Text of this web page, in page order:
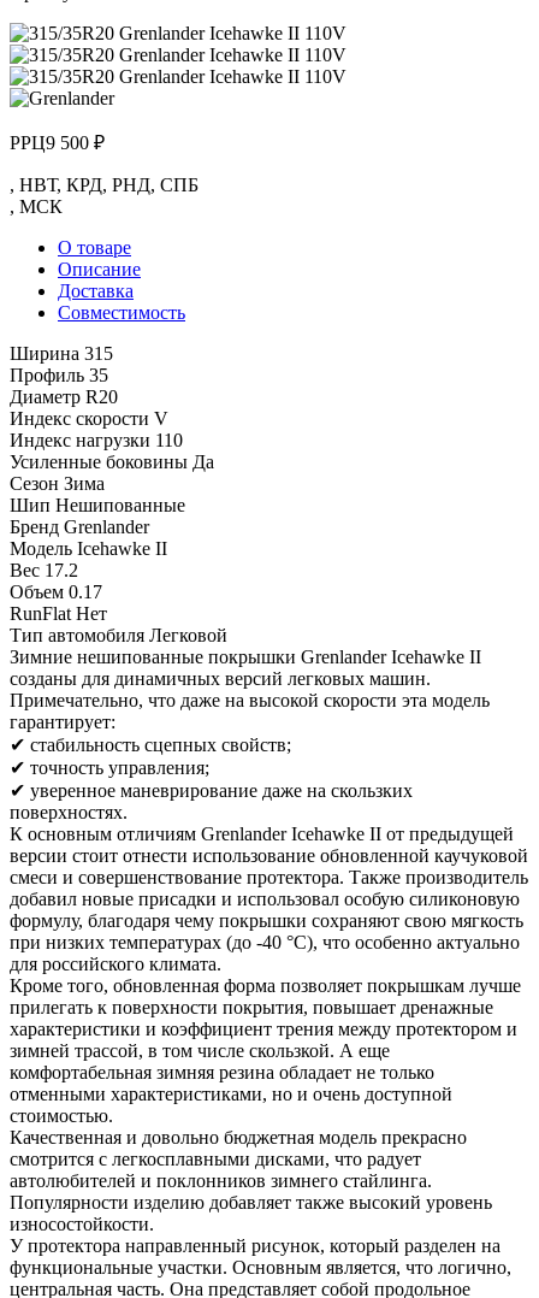
РРЦ9 500 ₽
, НВТ, КРД, РНД, СПБ
, МСК
О товаре
Описание
Доставка
Совместимость
Ширина 315
Профиль 35
Диаметр R20
Индекс скорости V
Индекс нагрузки 110
Усиленные боковины Да
Сезон Зима
Шип Нешипованные
Бренд Grenlander
Модель Icehawke II
Вес 17.2
Объем 0.17
RunFlat Нет
Тип автомобиля Легковой
Зимние нешипованные покрышки Grenlander Icehawke II
созданы для динамичных версий легковых машин.
Примечательно, что даже на высокой скорости эта модель
гарантирует:
✔ стабильность сцепных свойств;
✔ точность управления;
✔ уверенное маневрирование даже на скользких
поверхностях.
К основным отличиям Grenlander Icehawke II от предыдущей
версии стоит отнести использование обновленной каучуковой
смеси и совершенствование протектора. Также производитель
добавил новые присадки и использовал особую силиконовую
формулу, благодаря чему покрышки сохраняют свою мягкость
при низких температурах (до -40 °С), что особенно актуально
для российского климата.
Кроме того, обновленная форма позволяет покрышкам лучше
прилегать к поверхности покрытия, повышает дренажные
характеристики и коэффициент трения между протектором и
зимней трассой, в том числе скользкой. А еще
комфортабельная зимняя резина обладает не только
отменными характеристиками, но и очень доступной
стоимостью.
Качественная и довольно бюджетная модель прекрасно
смотрится с легкосплавными дисками, что радует
автолюбителей и поклонников зимнего стайлинга.
Популярности изделию добавляет также высокий уровень
износостойкости.
У протектора направленный рисунок, который разделен на
функциональные участки. Основным является, что логично,
центральная часть. Она представляет собой продольное